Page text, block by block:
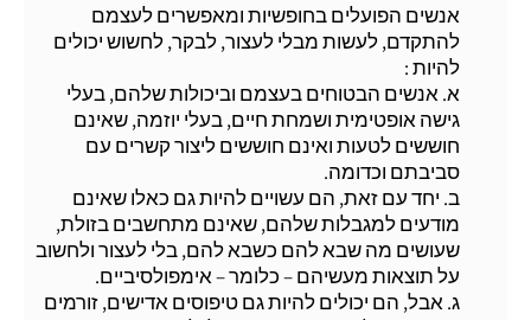
אנשים הפועלים בחופשיות ומאפשרים לעצמם
להתקדם, לעשות מבלי לעצור, לבקר, לחשוש יכולים
להיות :
א. אנשים הבטוחים בעצמם וביכולות שלהם, בעלי
גישה אופטימית ושמחת חיים, בעלי יוזמה, שאינם
חוששים לטעות ואינם חוששים ליצור קשרים עם
סביבתם וכדומה.
ב. יחד עם זאת, הם עשויים להיות גם כאלו שאינם
מודעים למגבלות שלהם, שאינם מתחשבים בזולת,
שעושים מה שבא להם כשבא להם, בלי לעצור ולחשוב
על תוצאות מעשיהם – כלומר – אימפולסיביים.
ג. אבל, הם יכולים להיות גם טיפוסים אדישים, זורמים